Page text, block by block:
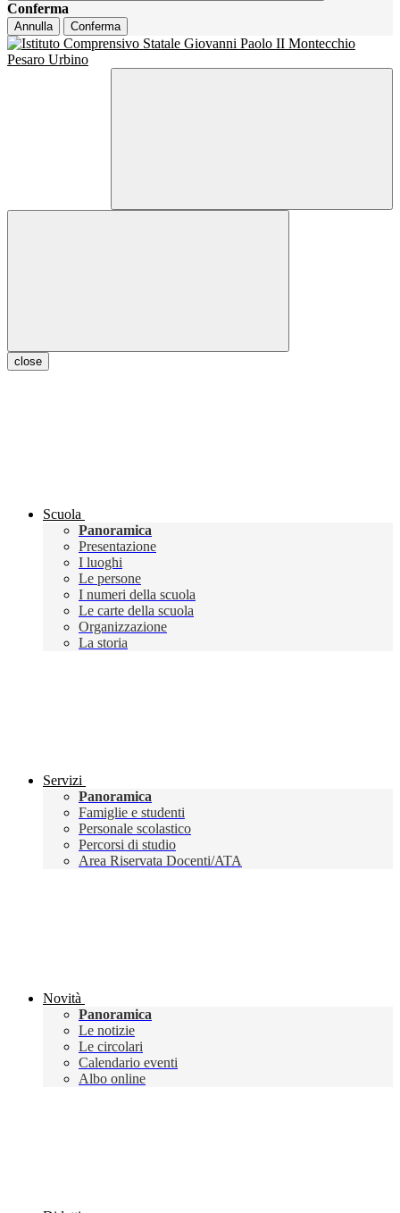
Conferma
Annulla Conferma
close
Scuola
Panoramica
Presentazione
I luoghi
Le persone
I numeri della scuola
Le carte della scuola
Organizzazione
La storia
Servizi
Panoramica
Famiglie e studenti
Personale scolastico
Percorsi di studio
Area Riservata Docenti/ATA
Novità
Panoramica
Le notizie
Le circolari
Calendario eventi
Albo online